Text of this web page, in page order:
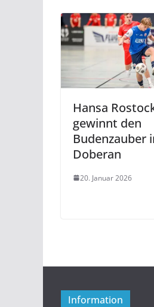
Hansa
gewinnt den
Budenzauber
Doberan
20. Januar 2026
Information